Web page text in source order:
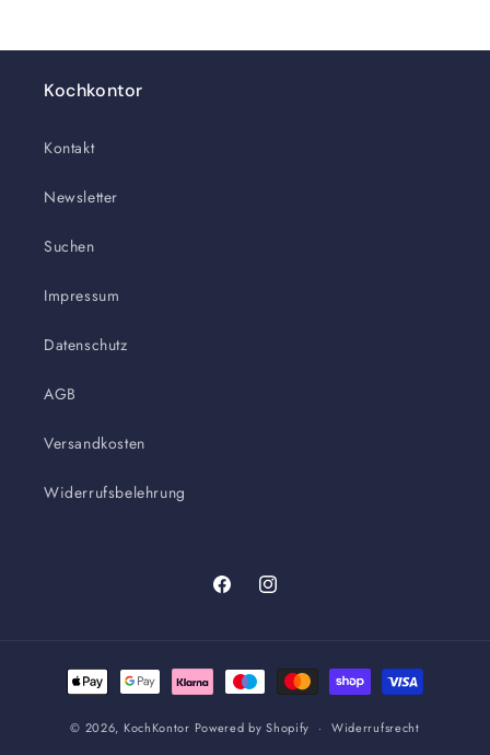
Kochkontor
Kontakt
Newsletter
Suchen
Impressum
Datenschutz
AGB
Versandkosten
Widerrufsbelehrung
FacebookInstagram
Zahlungsmethoden
© 2026, KochKontor Powered by Shopify
Widerrufsrecht